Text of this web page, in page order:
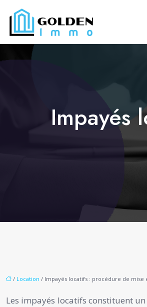
Impayés
/ Location / Impayés locatifs : procédure de
Les impayés locatifs constituent